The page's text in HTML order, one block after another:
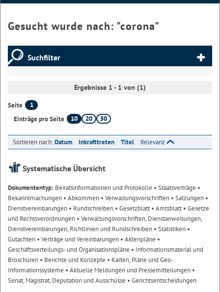
Gesucht wurde nach: "corona"
Suchfilter
Ergebnisse 1 - 1 von (1)
Seite
1
Einträge pro Seite
10 20 50
Sortieren nach:Datum Inkrafttreten Titel Relevanz
Systematische Übersicht
Dokumententyp: Beiratsinformationen und Protokolle • Staatsverträge •
Bekanntmachungen • Abkommen • Verwaltungsvorschriften • Satzungen •
Dienstvereinbarungen • Rundschreiben • Gesetzblatt• Amtsblatt• Gesetze
und Rechtsverordnungen • Verwaltungsvorschriften, Dienstanweisungen,
Dienstvereinbarungen, Richtlinien und Rundschreiben • Statistiken •
Gutachten • Verträge und Vereinbarungen • Aktenpläne •
Geschäftsverteilungs- und Organisationspläne • Informationsmaterial und
Broschüren • Berichte und Konzepte • Karten, Pläne und Geo-
Informationssysteme • Aktuelle Meldungen und Pressemitteilungen •
Senat, Magistrat, Deputation und Ausschüsse • Gerichtsentscheidungen